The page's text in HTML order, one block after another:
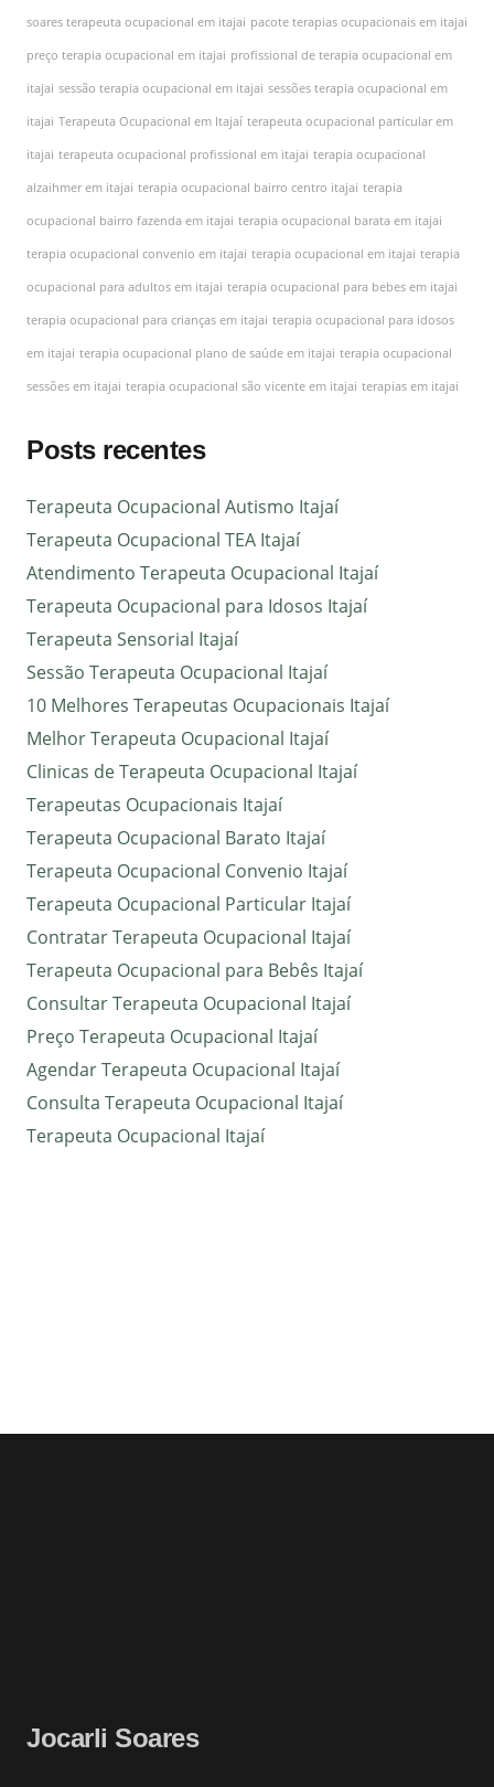
soares terapeuta ocupacional em itajai pacote terapias ocupacionais em itajai
preço terapia ocupacional em itajai profissional de terapia ocupacional em
itajai sessão terapia ocupacional em itajai sessões terapia ocupacional em
itajai Terapeuta Ocupacional em Itajaí terapeuta ocupacional particular em
itajai terapeuta ocupacional profissional em itajai terapia ocupacional
alzaihmer em itajai terapia ocupacional bairro centro itajai terapia
ocupacional bairro fazenda em itajai terapia ocupacional barata em itajai
terapia ocupacional convenio em itajai terapia ocupacional em itajai terapia
ocupacional para adultos em itajai terapia ocupacional para bebes em itajai
terapia ocupacional para crianças em itajai terapia ocupacional para idosos
em itajai terapia ocupacional plano de saúde em itajai terapia ocupacional
sessões em itajai terapia ocupacional são vicente em itajai terapias em itajai
Posts recentes
Terapeuta Ocupacional Autismo Itajaí
Terapeuta Ocupacional TEA Itajaí
Atendimento Terapeuta Ocupacional Itajaí
Terapeuta Ocupacional para Idosos Itajaí
Terapeuta Sensorial Itajaí
Sessão Terapeuta Ocupacional Itajaí
10 Melhores Terapeutas Ocupacionais Itajaí
Melhor Terapeuta Ocupacional Itajaí
Clinicas de Terapeuta Ocupacional Itajaí
Terapeutas Ocupacionais Itajaí
Terapeuta Ocupacional Barato Itajaí
Terapeuta Ocupacional Convenio Itajaí
Terapeuta Ocupacional Particular Itajaí
Contratar Terapeuta Ocupacional Itajaí
Terapeuta Ocupacional para Bebês Itajaí
Consultar Terapeuta Ocupacional Itajaí
Preço Terapeuta Ocupacional Itajaí
Agendar Terapeuta Ocupacional Itajaí
Consulta Terapeuta Ocupacional Itajaí
Terapeuta Ocupacional Itajaí
Jocarli Soares